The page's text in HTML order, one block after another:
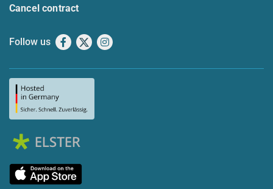
Cancel contract
Follow us Facebook
X Instagram